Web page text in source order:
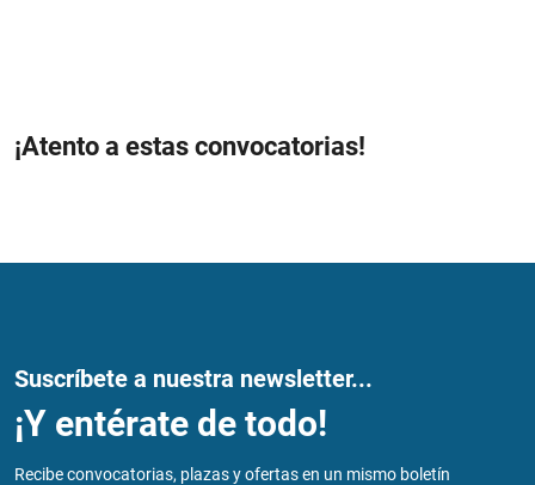
¡Atento a estas convocatorias!
Suscríbete a nuestra newsletter...
¡Y entérate de todo!
Recibe convocatorias, plazas y ofertas en un mismo boletín